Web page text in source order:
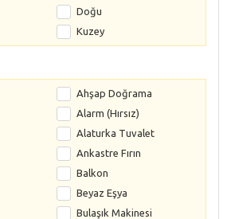
Doğu
Kuzey
Ahşap Doğrama
Alarm (Hırsız)
Alaturka Tuvalet
Ankastre Fırın
Balkon
Beyaz Eşya
Bulaşık Makinesi